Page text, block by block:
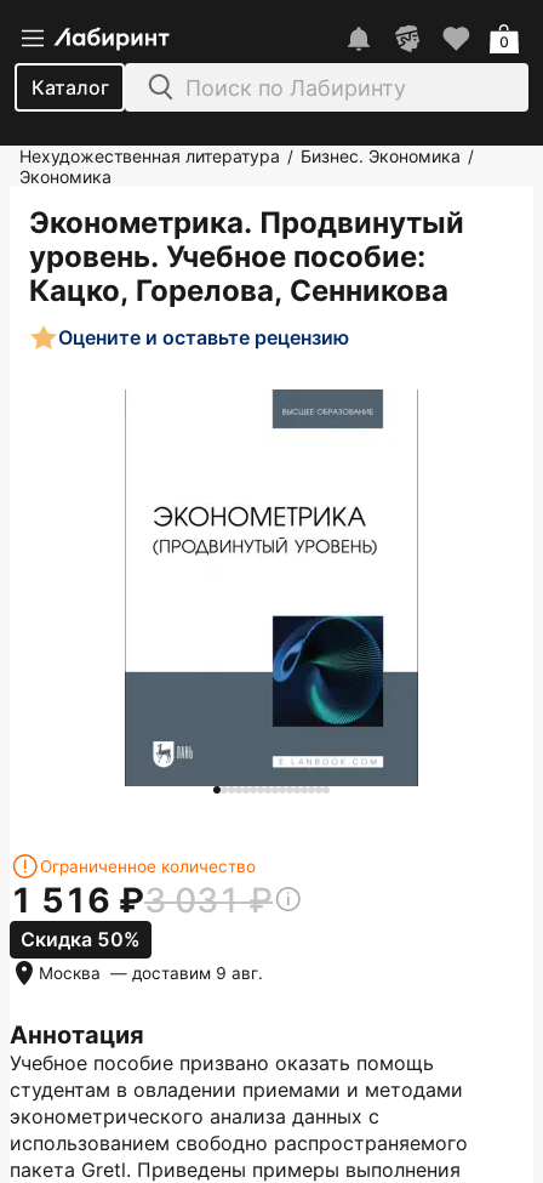
Каталог
0
Нехудожественная литература / Бизнес. Экономика /
Экономика
Эконометрика. Продвинутый
уровень. Учебное пособие:
Кацко, Горелова, Сенникова
Оцените и оставьте рецензию
Аннотация
Учебное пособие призвано оказать помощь
студентам в овладении приемами и методами
эконометрического анализа данных с
использованием свободно распространяемого
пакета Gretl. Приведены примеры выполнения
Ограниченное количество
1 516 3 031
Скидка 50%
Москва — доставим 9 авг.